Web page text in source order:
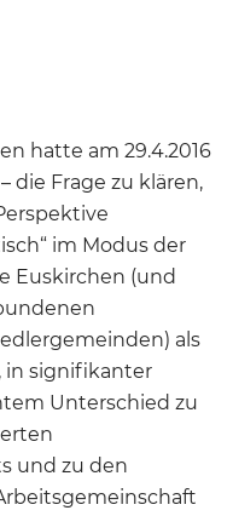
hatte am 29.4.2016
die Frage zu klären,
im Modus der
Euskirchen (und
als
in signifikanter
Unterschied zu
und zu den